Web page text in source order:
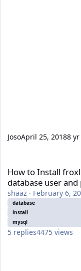
JosoApril 25, 20188 yr
How to Install
database user and
shaaz · February 6,
database
install
mysql
5 replies4475 views